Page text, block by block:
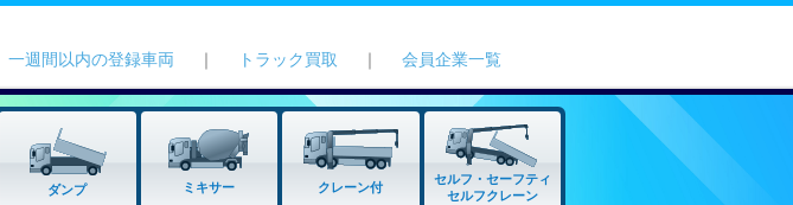
一週間以内の登録車両 ｜ トラック買取 ｜ 会員企業一覧
ダンプ ミキサー クレーン付
セルフ・セーフティ
セルフクレーン